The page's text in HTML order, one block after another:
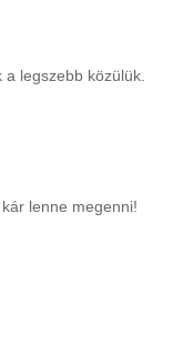
legszebb közülük.
lenne megenni!